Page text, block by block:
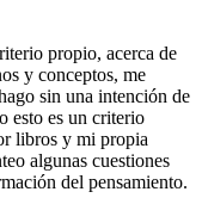
propio, acerca de
y conceptos, me
sin una intención de
esto es un criterio
libros y mi propia
algunas cuestiones
del pensamiento.